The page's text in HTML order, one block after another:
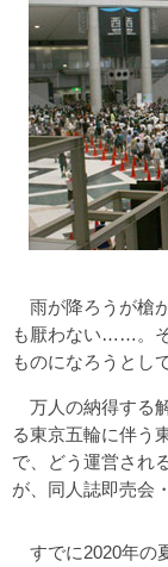
雨が降ろうが槍
も厭わない……。
ものになろうとし
万人の納得する
る東京五輪に伴う
で、どう運営され
が、同人誌即売会
すでに2020年の